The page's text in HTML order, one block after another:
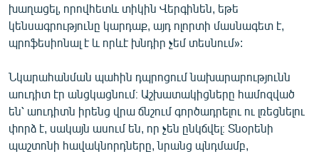
խաղացել, որովհետև տիկին Վերգինեն, եթե
կենսագրությունը կարդաք, այդ ոլորտի մասնագետ է,
պրոֆեսիոնալ է և որևէ խնդիր չեմ տեսնում»:
Նկարահանման պահին դպրոցում նախարարությունն
աուդիտ էր անցկացնում։ Աշխատակիցները համոզված
են՝ աուդիտն իրենց վրա ճնշում գործադրելու ու լռեցնելու
փորձ է, սակայն ասում են, որ չեն ընկճվել։ Տնօրենի
պաշտոնի հավակնորդները, նրանց պնդմամբ,